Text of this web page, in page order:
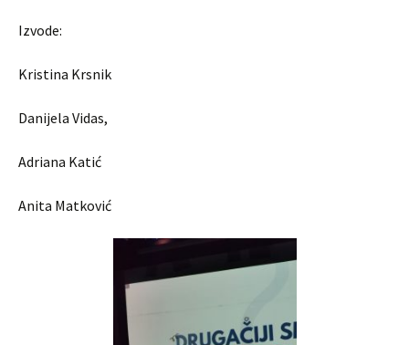
Izvode:
Kristina Krsnik
Danijela Vidas,
Adriana Katić
Anita Matković